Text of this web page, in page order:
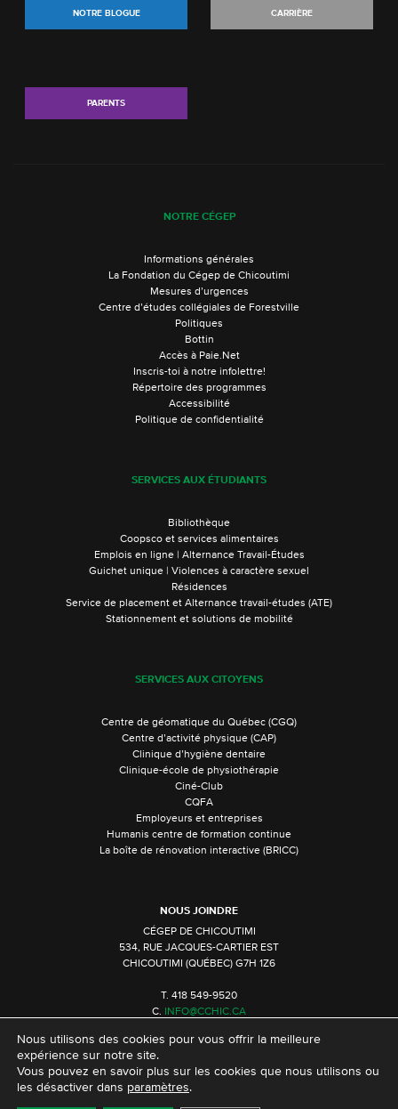
NOTRE BLOGUE CARRIÈRE
PARENTS
NOTRE CÉGEP
Informations générales
La Fondation du Cégep de Chicoutimi
Mesures d’urgences
Centre d’études collégiales de Forestville
Politiques
Bottin
Accès à Paie.Net
Inscris-toi à notre infolettre!
Répertoire des programmes
Accessibilité
Politique de confidentialité
SERVICES AUX ÉTUDIANTS
Bibliothèque
Coopsco et services alimentaires
Emplois en ligne | Alternance Travail-Études
Guichet unique | Violences à caractère sexuel
Résidences
Service de placement et Alternance travail-études (ATE)
Stationnement et solutions de mobilité
SERVICES AUX CITOYENS
Centre de géomatique du Québec (CGQ)
Centre d’activité physique (CAP)
Clinique d’hygiène dentaire
Clinique-école de physiothérapie
Ciné-Club
CQFA
Employeurs et entreprises
Humanis centre de formation continue
La boîte de rénovation interactive (BRICC)
NOUS JOINDRE
CÉGEP DE CHICOUTIMI
534, RUE JACQUES-CARTIER EST
CHICOUTIMI (QUÉBEC) G7H 1Z6
T. 418 549-9520
C.
INFO@CCHIC.CA
Nous utilisons des cookies pour vous offrir la meilleure
expérience sur notre site.
Vous pouvez en savoir plus sur les cookies que nous utilisons ou
les désactiver dans paramètres.